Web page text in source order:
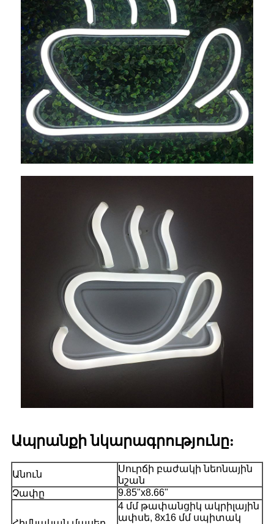
Ապրանքի նկարագրությունը:
Անուն
Սուրճի բաժակի նեոնային
նշան
Չափը
9.85"x8.66"
4 մմ թափանցիկ ակրիլային
ափսե, 8x16 մմ սպիտակ